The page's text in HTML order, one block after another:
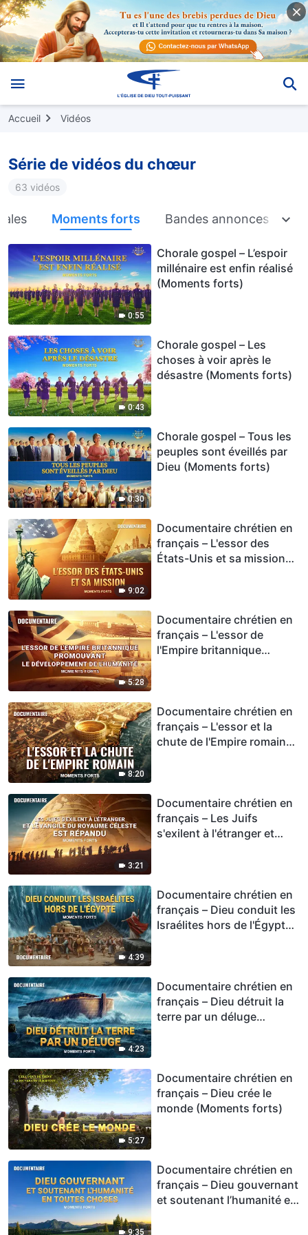
Accueil Vidéos
Série de vidéos du chœur
63 vidéos
Moments forts Bandes annonces
0:55
Chorale gospel – L’espoir
millénaire est enfin réalisé
(Moments forts)
0:43
Chorale gospel – Les
choses à voir après le
désastre (Moments forts)
0:30
Chorale gospel – Tous les
peuples sont éveillés par
Dieu (Moments forts)
9:02
Documentaire chrétien en
français – L'essor des
États-Unis et sa mission
5:28
Documentaire chrétien en
français – L'essor de
l'Empire britannique
forts)
8:20
Documentaire chrétien en
français – L'essor et la
chute de l'Empire romain
3:21
Documentaire chrétien en
français – Les Juifs
s'exilent à l'étranger et
4:39
Documentaire chrétien en
français – Dieu conduit les
Israélites hors de l'Égypte
4:23
Documentaire chrétien en
français – Dieu détruit la
terre par un déluge
5:27
Documentaire chrétien en
français – Dieu crée le
monde (Moments forts)
9:35
Documentaire chrétien en
français – Dieu gouvernant
et soutenant l’humanité en